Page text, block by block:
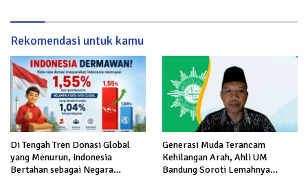
Rekomendasi untuk kamu
Di Tengah Tren Donasi Global
yang Menurun, Indonesia
Bertahan sebagai Negara
Generasi Muda Terancam
Kehilangan Arah, Ahli UM
Bandung Soroti Lemahnya